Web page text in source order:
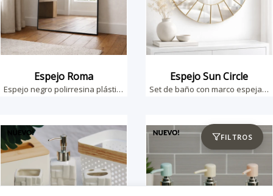
FILTROS
Espejo Roma
Espejo negro polirresina plástica 70cm alto
Espejo Sun Circle
Set de baño con marco espejado de 60cm